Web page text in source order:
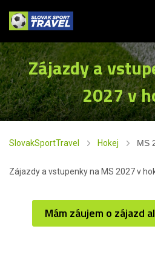
Zájazdy a
2027 v
SlovakSportTravel Hokej MS
Zájazdy a vstupenky na MS 2027 v
Mám záujem o zájazd